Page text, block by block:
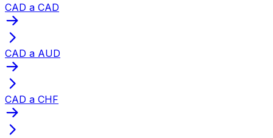
CAD a CAD
CAD a AUD
CAD a CHF